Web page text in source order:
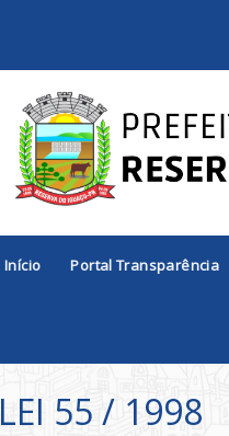
Início Portal Transparência
LEI 55 / 1998